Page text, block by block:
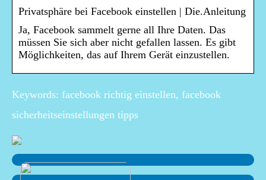
Privatsphäre bei Facebook einstellen | Die.Anleitung
Ja, Facebook sammelt gerne all Ihre Daten. Das
müssen Sie sich aber nicht gefallen lassen. Es gibt
Möglichkeiten, das auf Ihrem Gerät einzustellen.
Keywords: facebook richtig einstellen, facebook
sicherheitseinstellungen tipps